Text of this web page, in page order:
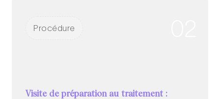
Procédure
Visite de préparation au traitement :